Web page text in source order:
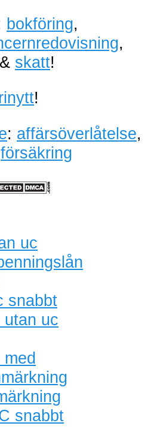
bokföring,
,
& skatt!
!
: affärsöverlåtelse,
försäkring
uc
snabbt
utan uc
med
snabbt